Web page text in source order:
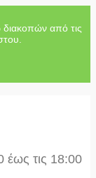
διακοπών από τις
έως τις 18:00